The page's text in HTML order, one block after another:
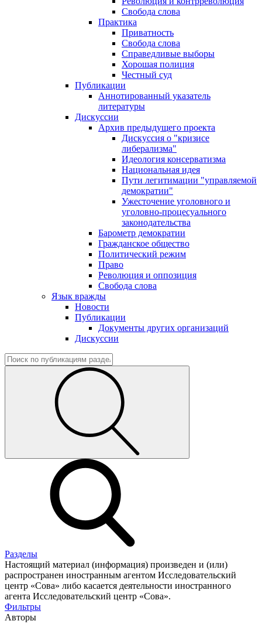
Свобода слова
Практика
Приватность
Свобода слова
Справедливые выборы
Хорошая полиция
Честный суд
Публикации
Аннотированный указатель
литературы
Дискуссии
Архив предыдущего проекта
Дискуссия о "кризисе
либерализма"
Идеология консерватизма
Национальная идея
Пути легитимации "управляемой
демократии"
Ужесточение уголовного и
уголовно-процесуального
законодательства
Барометр демократии
Гражданское общество
Политический режим
Право
Революция и оппозиция
Свобода слова
Язык вражды
Новости
Публикации
Документы других организаций
Дискуссии
Разделы
Настоящий материал (информация) произведен и (или)
распространен иностранным агентом Исследовательский
центр «Сова» либо касается деятельности иностранного
агента Исследовательский центр «Сова».
Фильтры
Авторы